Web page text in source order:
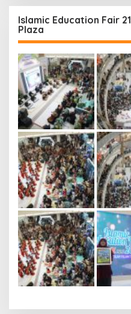
Islamic Education Fair
Plaza